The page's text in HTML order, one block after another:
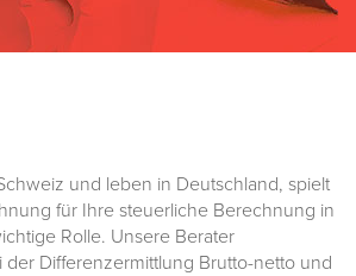
und leben in Deutschland, spielt
für Ihre steuerliche Berechnung in
Rolle. Unsere Berater
der Differenzermittlung Brutto-netto und